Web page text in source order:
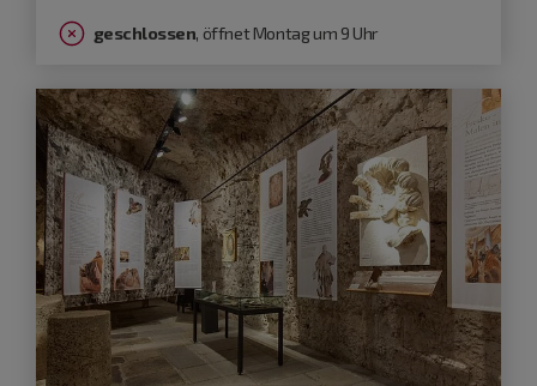
geschlossen, öffnet Montag um 9 Uhr